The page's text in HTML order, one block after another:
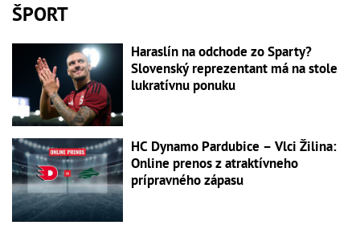
ŠPORT
Haraslín na odchode zo Sparty?
Slovenský reprezentant má na stole
lukratívnu ponuku
HC Dynamo Pardubice – Vlci Žilina:
Online prenos z atraktívneho
prípravného zápasu